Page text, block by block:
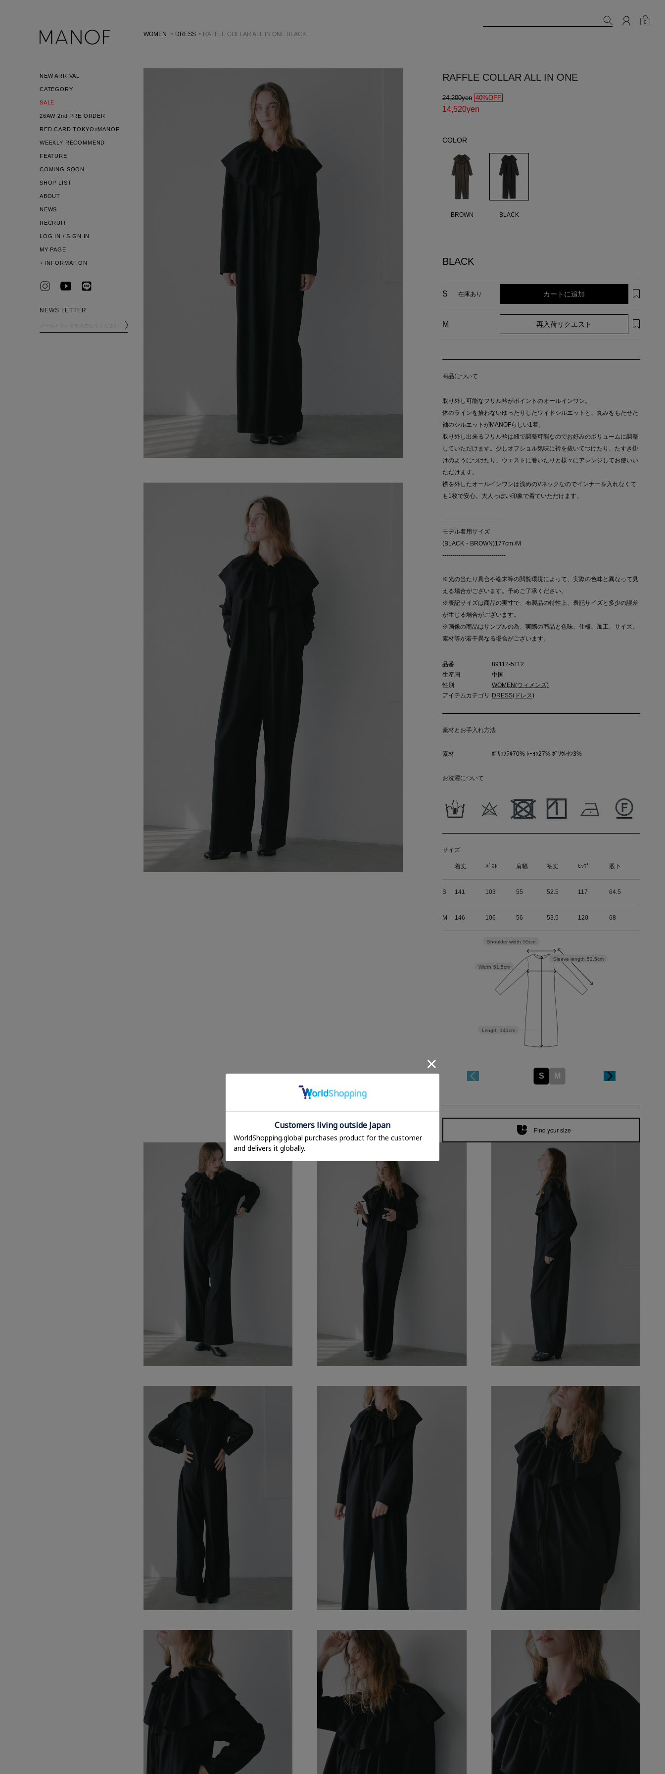
NEW ARRIVAL
CATEGORY
SALE
26AW 2nd PRE ORDER
RED CARD TOKYO×MANOF
WEEKLY RECOMMEND
FEATURE
COMING SOON
SHOP LIST
ABOUT
NEWS
RECRUIT
LOG IN / SIGN IN
MY PAGE
+ INFORMATION
NEWS LETTER
0
WOMEN > DRESS > RAFFLE COLLAR ALL IN ONE BLACK
RAFFLE COLLAR ALL IN ONE
24,200yen 40%OFF
14,520yen
COLOR
BROWN BLACK
BLACK
S 在庫あり カートに追加
M 再入荷リクエスト
商品について
取り外し可能なフリル衿がポイントのオールインワン。
体のラインを拾わないゆったりしたワイドシルエットと、丸みをもたせた
袖のシルエットがMANOFらしい1着。
取り外し出来るフリル衿は紐で調整可能なのでお好みのボリュームに調整
していただけます。少しオフショル気味に衿を抜いてつけたり、たすき掛
けのようにつけたり、ウエストに巻いたりと様々にアレンジしてお使いい
ただけます。
襟を外したオールインワンは浅めのVネックなのでインナーを入れなくて
も1枚で安心。大人っぽい印象で着ていただけます。
--------------------------------
モデル着用サイズ
(BLACK・BROWN)177cm /M
--------------------------------
※光の当たり具合や端末等の閲覧環境によって、実際の色味と異なって見
える場合がございます。予めご了承ください。
※表記サイズは商品の実寸で、布製品の特性上、表記サイズと多少の誤差
が生じる場合がございます。
※画像の商品はサンプルの為、実際の商品と色味、仕様、加工、サイズ、
素材等が若干異なる場合がございます。
品番
89112-5112
生産国
中国
性別
WOMEN(ウィメンズ)
アイテムカテゴリ
DRESS(ドレス)
素材とお手入れ方法
素材 ﾎﾟﾘｴｽﾃﾙ70% ﾚｰﾖﾝ27% ﾎﾟﾘｳﾚﾀﾝ3%
お洗濯について
サイズ
着丈 ﾊﾞｽﾄ 肩幅 袖丈 ﾋｯﾌﾟ 股下
S 141 103 55 52.5 117 64.5
M 146 106 56 53.5 120 68
Sleeve length 52.5cm
Length 141cm
Width 51.5cm
Shoulder width 55cm
S M
Find your size